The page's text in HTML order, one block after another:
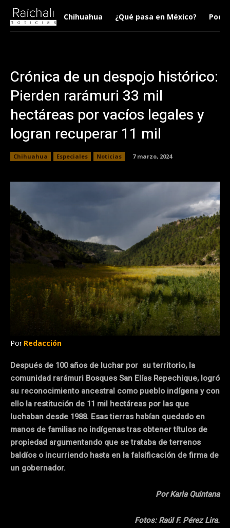
Chihuahua ¿Qué pasa en México?
Crónica de un despojo histórico:
Pierden rarámuri 33 mil
hectáreas por vacíos legales y
logran recuperar 11 mil
Chihuahua Especiales Noticias 7 marzo, 2024
Por Redacción
Después de 100 años de luchar por su territorio, la
comunidad rarámuri Bosques San Elías Repechique, logró
su reconocimiento ancestral como pueblo indígena y con
ello la restitución de 11 mil hectáreas por las que
luchaban desde 1988. Esas tierras habían quedado en
manos de familias no indígenas tras obtener títulos de
propiedad argumentando que se trataba de terrenos
baldíos o incurriendo hasta en la falsificación de firma de
un gobernador.
Por Karla Quintana
Fotos: Raúl F. Pérez Lira.